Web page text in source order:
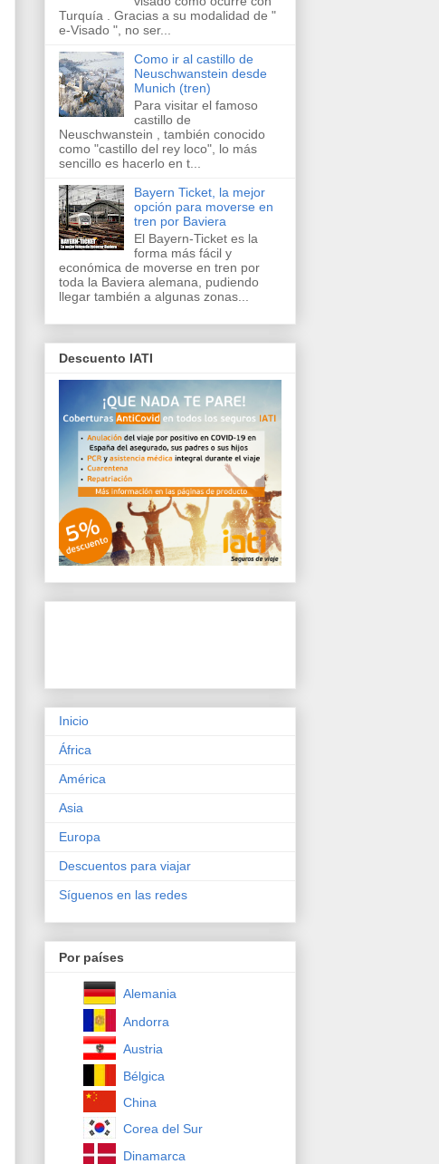
Turquía . Gracias a su modalidad de "
e-Visado ", no ser...
Como ir al castillo de
Neuschwanstein desde
Munich (tren)
Para visitar el famoso
castillo de
Neuschwanstein , también conocido
como "castillo del rey loco", lo más
sencillo es hacerlo en t...
Bayern Ticket, la mejor
opción para moverse en
tren por Baviera
El Bayern-Ticket es la
forma más fácil y
económica de moverse en tren por
toda la Baviera alemana, pudiendo
llegar también a algunas zonas...
Descuento IATI
Inicio
África
América
Asia
Europa
Descuentos para viajar
Síguenos en las redes
Por países
Alemania
Andorra
Austria
Bélgica
China
Corea del Sur
Dinamarca